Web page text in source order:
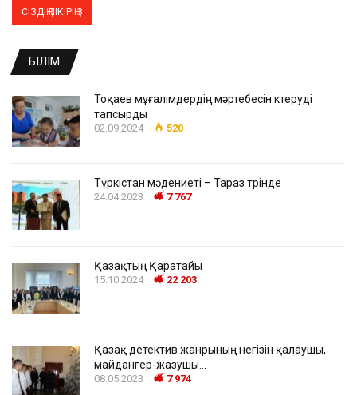
БІЛІМ
Тоқаев мұғалімдердің мәртебесін көтеруді
тапсырды
02.09.2024 520
Түркістан мәдениеті – Тараз төрінде
24.04.2023 7 767
Қазақтың Қаратайы
15.10.2024 22 203
Қазақ детектив жанрының негізін қалаушы,
майдангер-жазушы…
08.05.2023 7 974